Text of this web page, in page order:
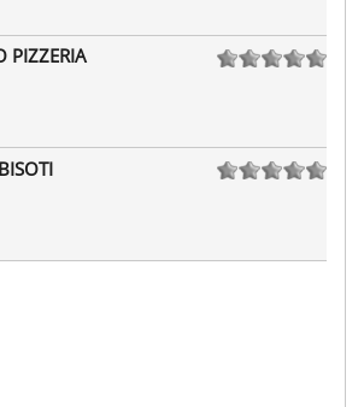
PIZZERIA